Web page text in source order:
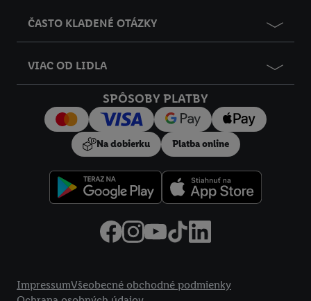
ČASTO KLADENÉ OTÁZKY
VIAC OD LIDLA
SPÔSOBY PLATBY
Na dobierku Platba online
ImpressumVšeobecné obchodné podmienky